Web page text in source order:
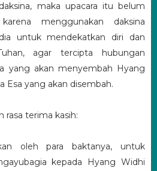
maka upacara itu belum
menggunakan daksina
untuk mendekatkan diri dan
agar tercipta hubungan
yang akan menyembah Hyang
Esa yang akan disembah.
rasa terima kasih:
oleh para baktanya, untuk
kepada Hyang Widhi